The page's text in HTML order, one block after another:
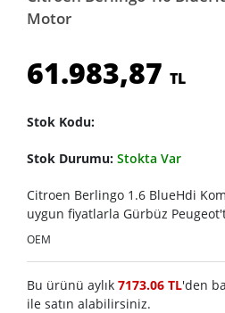
Motor
61.983,87 TL
Stok Kodu:
Stok Durumu: Stokta Var
Citroen Berlingo 1.6 BlueHdi
uygun fiyatlarla Gürbüz
OEM
Bu ürünü aylık 7173.06 TL'den
ile satın alabilirsiniz.